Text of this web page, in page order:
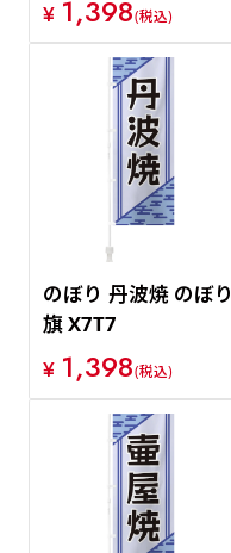
¥ 1,398(税込)
のぼり 丹波焼 のぼり
旗 X7T7
¥ 1,398(税込)